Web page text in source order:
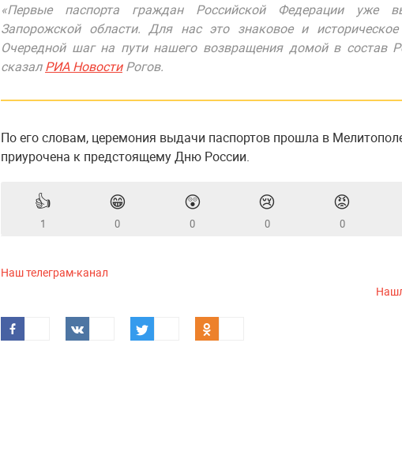
«Первые паспорта граждан Российской Федерации уже
Запорожской области. Для нас это знаковое и историческое
Очередной шаг на пути нашего возвращения домой в состав
сказалРИА НовостиРогов.
По его словам, церемония выдачи паспортов прошла в
приурочена к предстоящему Дню России.
👍
1
😁
0
😲
0
😢
0
😡
0
Наш телеграм-канал